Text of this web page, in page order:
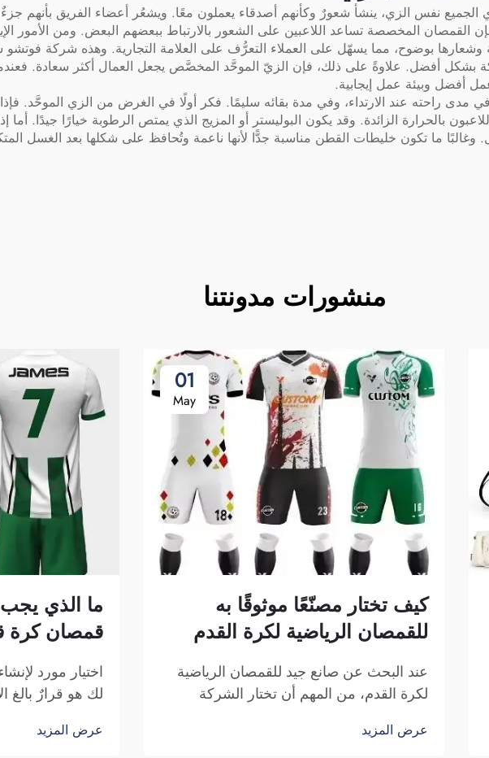
الجميع نفس الزي، ينشأ شعورٌ وكأنهم أصدقاء يعملون معًا. ويشعُر أعضاء الفريق بأنهم
القمصان المخصصة تساعد اللاعبين على الشعور بالارتباط ببعضهم البعض. ومن الأمور
بوضوح، مما يسهّل على العملاء التعرُّف على العلامة التجارية. وهذه شركة فوتشو
بشكل أفضل. علاوةً على ذلك، فإن الزيّ الموحَّد المخصَّص يجعل العمال أكثر سعادة. فعندما
أفضل وبيئة عمل إيجابية.
مدى راحته عند الارتداء، وفي مدة بقائه سليمًا. فكر أولًا في الغرض من الزي الموحَّد.
بالحرارة الزائدة. وقد يكون البوليستر أو المزيج الذي يمتص الرطوبة خيارًا جيدًا.
ما تكون خليطات القطن مناسبة جدًّا لأنها ناعمة وتُحافظ على شكلها بعد الغسل
منشورات مدونتنا
01
May
كيف تختار مصنّعًا موثوقًا به
للقمصان الرياضية لكرة القدم
عند البحث عن صانع جيد للقمصان الرياضية
لكرة القدم، من المهم أن تختار الشركة
قمصانًا رياضيةً عالية الجودة. وتشكل شركة
عرض المزيد
ما الذي
قمصان
اختيار مورد
لك هو قرارٌ بالغ
عند ارتدائها.
عرض المزيد